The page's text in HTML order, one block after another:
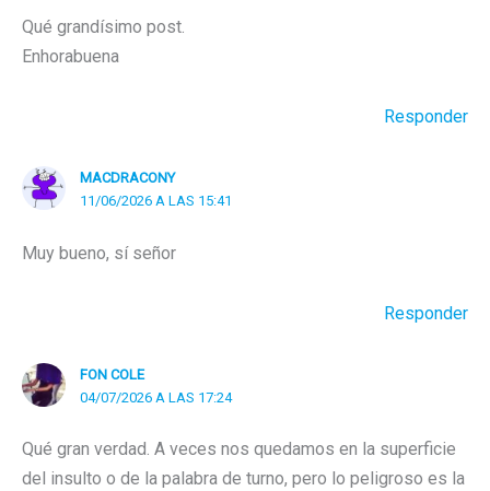
Qué grandísimo post.
Enhorabuena
Responder
MACDRACONY
11/06/2026 A LAS 15:41
Muy bueno, sí señor
Responder
FON COLE
04/07/2026 A LAS 17:24
Qué gran verdad. A veces nos quedamos en la superficie
del insulto o de la palabra de turno, pero lo peligroso es la